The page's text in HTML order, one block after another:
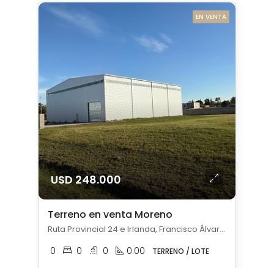
EN VENTA
USD 248.000
Terreno en venta Moreno
Ruta Provincial 24 e Irlanda, Francisco Álvarez, Moreno
0 0 0 0.00 TERRENO / LOTE